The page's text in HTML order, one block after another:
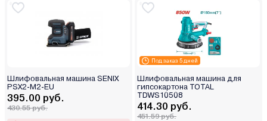
Шлифовальная машина SENIX
PSX2-M2-EU
395.00 руб.
430.55 руб.
Под заказ 5 дней
Шлифовальная машина для
гипсокартона TOTAL
TDWS10508
414.30 руб.
451.59 руб.